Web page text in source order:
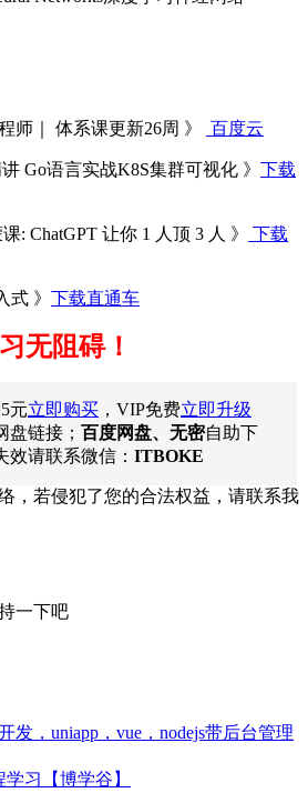
师｜ 体系课更新26周 》 百度云
Go语言实战K8S集群可视化 》 下载
: ChatGPT 让你 1 人顶 3 人 》
下载
》 下载直通车
无阻碍！
元立即购买 ，VIP免费立即升级
盘链接； 百度网盘、无密自助下
请联系微信： ITBOKE
，若侵犯了您的合法权益，请联系我
一下吧
发，uniapp，vue，nodejs带后台管理
习【博学谷】